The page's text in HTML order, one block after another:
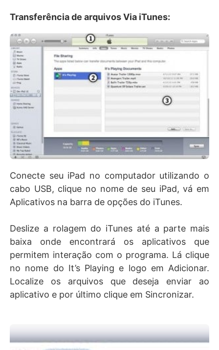
Transferência de arquivos Via iTunes:
Conecte seu iPad no computador utilizando o
cabo USB, clique no nome de seu iPad, vá em
Aplicativos na barra de opções do iTunes.
Deslize a rolagem do iTunes até a parte mais
baixa onde encontrará os aplicativos que
permitem interação com o programa. Lá clique
no nome do It’s Playing e logo em Adicionar.
Localize os arquivos que deseja enviar ao
aplicativo e por último clique em Sincronizar.